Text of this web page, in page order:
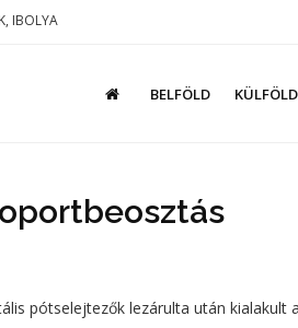
IBOLYA
BELFÖLD KÜLFÖLD
pótselejtezők lezárulta után kialakult